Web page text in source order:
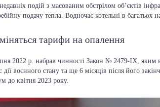
подій з масованим обстрілом об’єктів
подачу тепла. Водночас котельні в багатьох
тарифи на опалення
2022 р. набрав чинності Закон № 2479-IX, яким
дії воєнного стану та ще 6 місяців після його
до квітня 2023 року.